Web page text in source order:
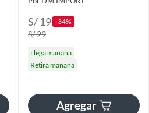
S/ 19 -34%
S/ 29
Llega mañana
Retira mañana
Agregar